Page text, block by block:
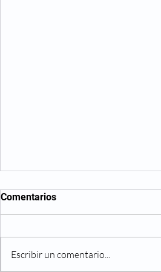
Comentarios
Escribir un comentario...